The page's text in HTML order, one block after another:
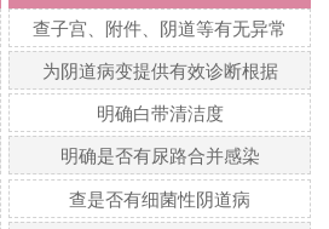
查子宫、附件、阴道等有无异常
为阴道病变提供有效诊断根据
明确白带清洁度
明确是否有尿路合并感染
查是否有细菌性阴道病